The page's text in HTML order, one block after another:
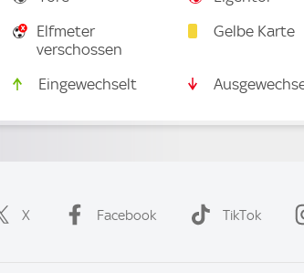
Elfmeter
verschossen
Gelbe Karte
Eingewechselt
X Facebook TikTok